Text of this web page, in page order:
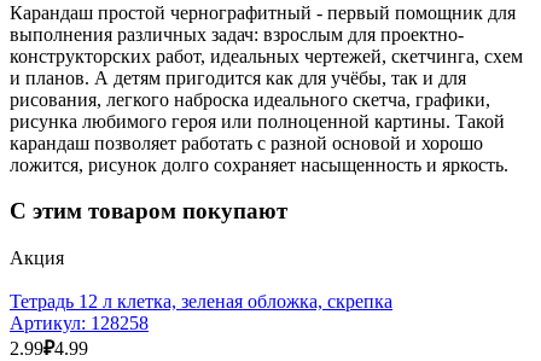
Карандаш простой чернографитный - первый помощник для
выполнения различных задач: взрослым для проектно-
конструкторских работ, идеальных чертежей, скетчинга, схем
и планов. А детям пригодится как для учёбы, так и для
рисования, легкого наброска идеального скетча, графики,
рисунка любимого героя или полноценной картины. Такой
карандаш позволяет работать с разной основой и хорошо
ложится, рисунок долго сохраняет насыщенность и яркость.
С этим товаром покупают
Акция
Тетрадь 12 л клетка, зеленая обложка, скрепка
Артикул: 128258
2.99₽4.99